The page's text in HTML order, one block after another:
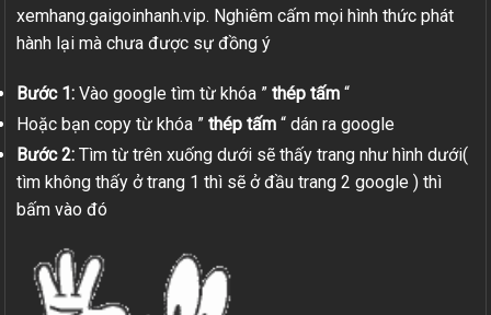
xemhang.gaigoinhanh.vip. Nghiêm cấm mọi hình thức phát
hành lại mà chưa được sự đồng ý
Bước 1: Vào google tìm từ khóa ” thép tấm “
Hoặc bạn copy từ khóa ” thép tấm “ dán ra google
Bước 2: Tìm từ trên xuống dưới sẽ thấy trang như hình dưới(
tìm không thấy ở trang 1 thì sẽ ở đầu trang 2 google ) thì
bấm vào đó